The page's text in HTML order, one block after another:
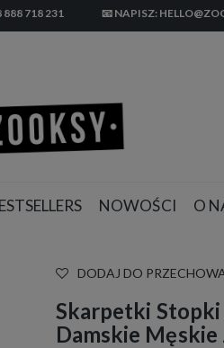
888 718 231 📧 NAPISZ:
NOWOŚCI O
DODAJ DO
Skarpetki
Damskie Męskie